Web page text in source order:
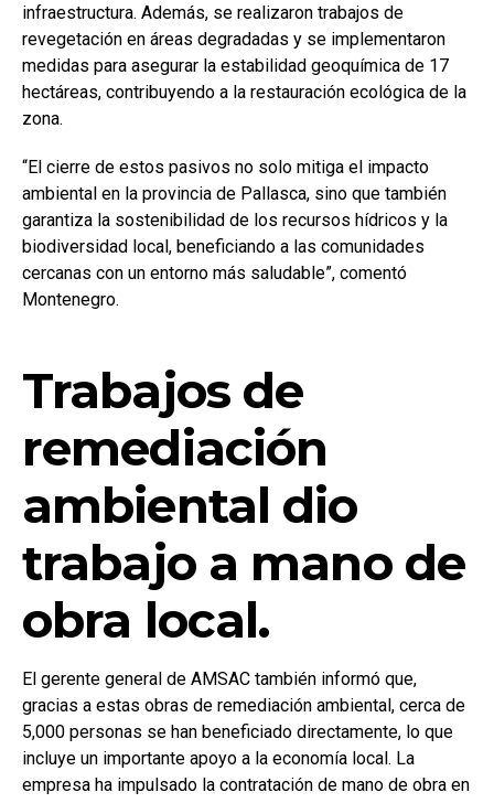
infraestructura. Además, se realizaron trabajos de
revegetación en áreas degradadas y se implementaron
medidas para asegurar la estabilidad geoquímica de 17
hectáreas, contribuyendo a la restauración ecológica de la
zona.
“El cierre de estos pasivos no solo mitiga el impacto
ambiental en la provincia de Pallasca, sino que también
garantiza la sostenibilidad de los recursos hídricos y la
biodiversidad local, beneficiando a las comunidades
cercanas con un entorno más saludable”, comentó
Montenegro.
Trabajos de
remediación
ambiental dio
trabajo a mano de
obra local.
El gerente general de AMSAC también informó que,
gracias a estas obras de remediación ambiental, cerca de
5,000 personas se han beneficiado directamente, lo que
incluye un importante apoyo a la economía local. La
empresa ha impulsado la contratación de mano de obra en